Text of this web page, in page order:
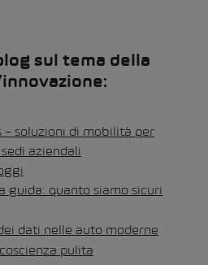
sul tema della
– soluzioni di mobilità per
aziendali
guida: quanto siamo sicuri
dati nelle auto moderne
pulita